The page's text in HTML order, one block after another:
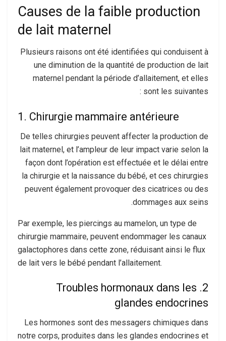
Causes de la faible production
de lait maternel
Plusieurs raisons ont été identifiées qui conduisent à
une diminution de la quantité de production de lait
maternel pendant la période d’allaitement, et elles
sont les suivantes :
1. Chirurgie mammaire antérieure
De telles chirurgies peuvent affecter la production de
lait maternel, et l’ampleur de leur impact varie selon la
façon dont l’opération est effectuée et le délai entre
la chirurgie et la naissance du bébé, et ces chirurgies
peuvent également provoquer des cicatrices ou des
dommages aux seins.
Par exemple, les piercings au mamelon, un type de
chirurgie mammaire, peuvent endommager les canaux
galactophores dans cette zone, réduisant ainsi le flux
de lait vers le bébé pendant l’allaitement.
2. Troubles hormonaux dans les
glandes endocrines
Les hormones sont des messagers chimiques dans
notre corps, produites dans les glandes endocrines et